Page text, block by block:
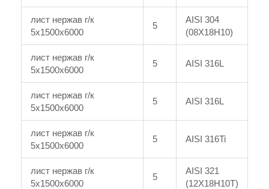
лист нержав г/к
5x1500x6000
5
AISI 304
(08Х18Н10)
лист нержав г/к
5x1500x6000
5 AISI 316L
лист нержав г/к
5x1500x6000
5 AISI 316L
лист нержав г/к
5x1500x6000
5 AISI 316Ti
лист нержав г/к
5x1500x6000
5
AISI 321
(12Х18Н10Т)